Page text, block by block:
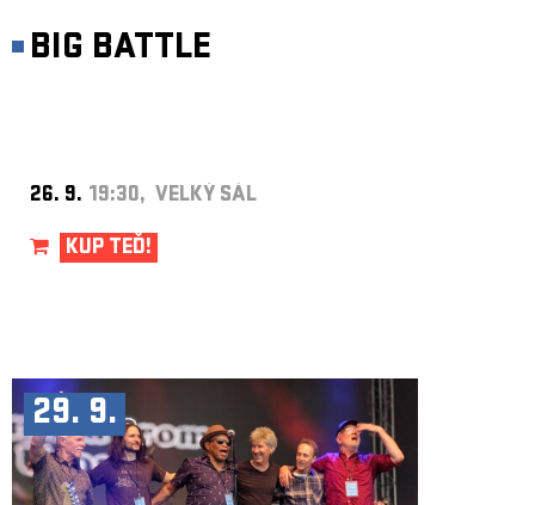
BIG BATTLE
26. 9. 19:30, VELKÝ SÁL
KUP TEĎ!
29. 9.